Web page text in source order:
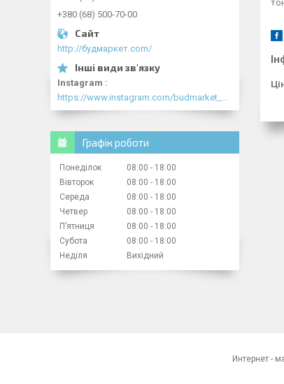
+380 (68) 500-70-00
http://будмаркет.com/
Instagram
Графік роботи
Понеділок 08:00
18:00
Вівторок
08:00
18:00
Середа
08:00
18:00
Четвер
08:00
18:00
Пʼятниця
08:00
18:00
Субота
08:00
18:00
Неділя
Вихідний